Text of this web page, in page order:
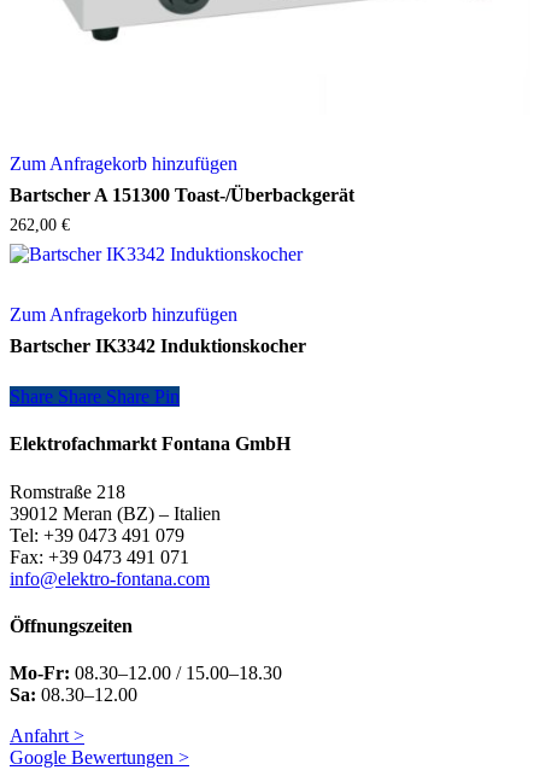
Zum Anfragekorb hinzufügen
Bartscher A 151300 Toast-/Überbackgerät
262,00 €
Zum Anfragekorb hinzufügen
Bartscher IK3342 Induktionskocher
Share
Share Share Share Pin
Elektrofachmarkt Fontana GmbH
Romstraße 218
39012 Meran (BZ) – Italien
Tel: +39 0473 491 079
Fax: +39 0473 491 071
info@elektro-fontana.com
Öffnungszeiten
Mo-Fr: 08.30–12.00 / 15.00–18.30
Sa: 08.30–12.00
Anfahrt >
Google Bewertungen >